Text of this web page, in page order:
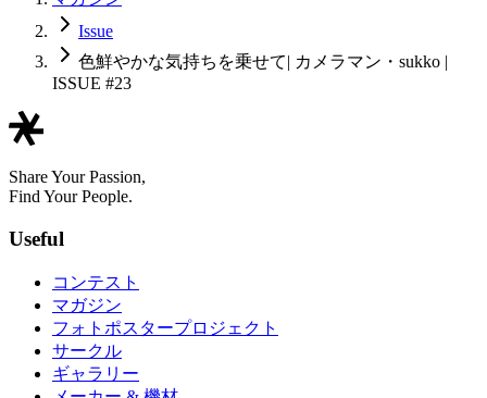
Issue
色鮮やかな気持ちを乗せて| カメラマン・sukko |
ISSUE #23
Share Your Passion,
Find Your People.
Useful
コンテスト
マガジン
フォトポスタープロジェクト
サークル
ギャラリー